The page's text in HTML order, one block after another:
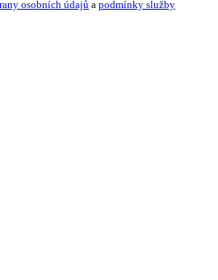
osobních údajů a podmínky služby